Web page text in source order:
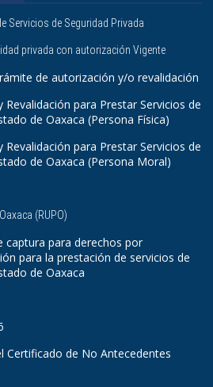
Servicios de Seguridad Privada
privada con autorización Vigente
de autorización y/o revalidación
para Prestar Servicios de
de Oaxaca (Persona Física)
para Prestar Servicios de
de Oaxaca (Persona Moral)
(RUPO)
captura para derechos por
para la prestación de servicios de
de Oaxaca
Certificado de No Antecedentes